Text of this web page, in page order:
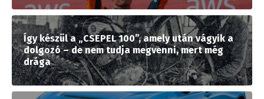
Így készül a „CSEPEL 100”, amely után vágyik a
dolgozó – de nem tudja megvenni, mert még
drága